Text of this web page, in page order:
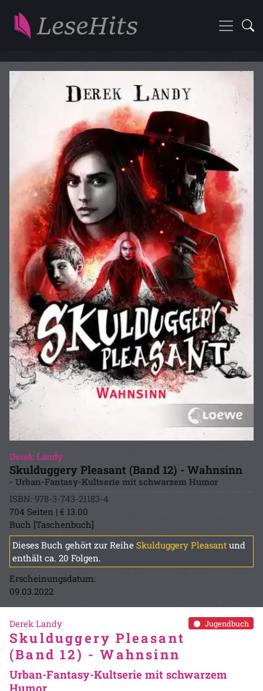
Derek Landy
Skulduggery Pleasant (Band 12) - Wahnsinn
- Urban-Fantasy-Kultserie mit schwarzem Humor
ISBN: 978-3-743-21183-4
704 Seiten | € 13.00
Buch [Taschenbuch]
Dieses Buch gehört zur Reihe Skulduggery Pleasant und
enthält ca. 20 Folgen.
Erscheinungsdatum:
09.03.2022
Jugendbuch
Derek Landy
Skulduggery Pleasant
(Band 12) - Wahnsinn
Urban-Fantasy-Kultserie mit schwarzem
Humor